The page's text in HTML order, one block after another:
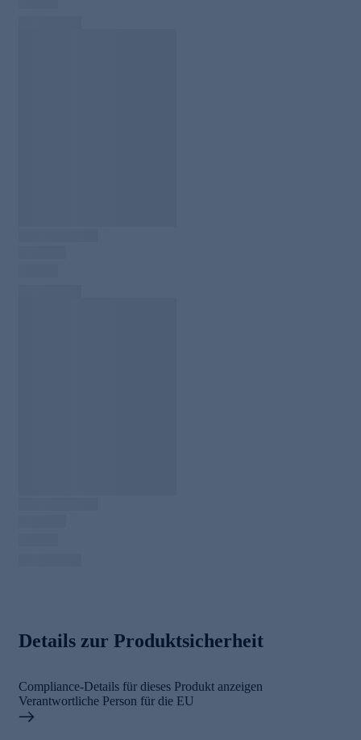
Details zur Produktsicherheit
Compliance-Details für dieses Produkt anzeigen
Verantwortliche Person für die EU